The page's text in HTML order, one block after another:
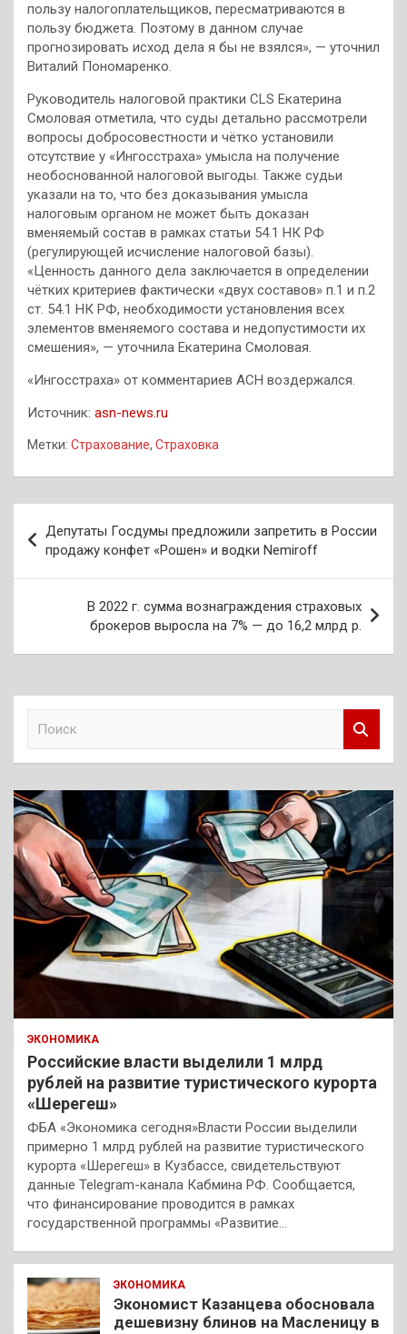
пользу налогоплательщиков, пересматриваются в
пользу бюджета. Поэтому в данном случае
прогнозировать исход дела я бы не взялся», — уточнил
Виталий Пономаренко.
Руководитель налоговой практики CLS Екатерина
Смоловая отметила, что суды детально рассмотрели
вопросы добросовестности и чётко установили
отсутствие у «Ингосстраха» умысла на получение
необоснованной налоговой выгоды. Также судьи
указали на то, что без доказывания умысла
налоговым органом не может быть доказан
вменяемый состав в рамках статьи 54.1 НК РФ
(регулирующей исчисление налоговой базы).
«Ценность данного дела заключается в определении
чётких критериев фактически «двух составов» п.1 и п.2
ст. 54.1 НК РФ, необходимости установления всех
элементов вменяемого состава и недопустимости их
смешения», — уточнила Екатерина Смоловая.
«Ингосстраха» от комментариев АСН воздержался.
Источник: asn-news.ru
Метки: Страхование, Страховка
по
записям
Депутаты Госдумы предложили запретить в России
продажу конфет «Рошен» и водки Nemiroff
В 2022 г. сумма вознаграждения страховых
брокеров выросла на 7% — до 16,2 млрд р.
к
ЭКОНОМИКА
Российские власти выделили 1 млрд
рублей на развитие туристического курорта
«Шерегеш»
ФБА «Экономика сегодня»Власти России выделили
примерно 1 млрд рублей на развитие туристического
курорта «Шерегеш» в Кузбассе, свидетельствуют
данные Telegram-канала Кабмина РФ. Сообщается,
что финансирование проводится в рамках
государственной программы «Развитие…
ЭКОНОМИКА
Экономист Казанцева обосновала
дешевизну блинов на Масленицу в